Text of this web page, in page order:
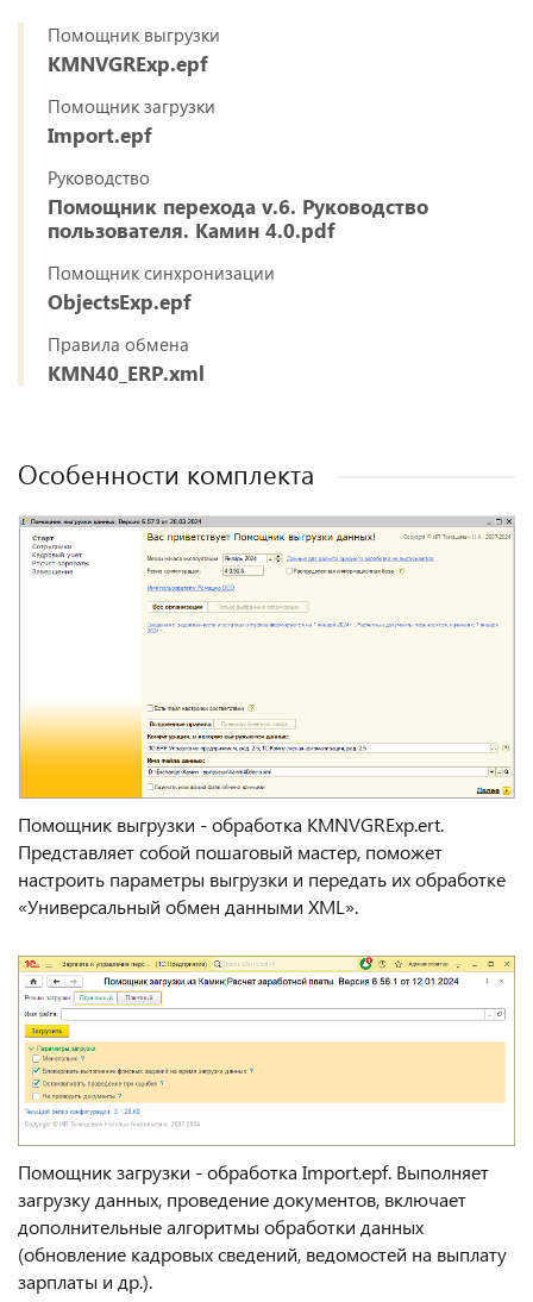
Помощник выгрузки
KMNVGRExp.epf
Помощник загрузки
Import.epf
Руководство
Помощник перехода v.6. Руководство
пользователя. Камин 4.0.pdf
Помощник синхронизации
ObjectsExp.epf
Правила обмена
KMN40_ERP.xml
Особенности комплекта
Помощник выгрузки - обработка KMNVGRExp.ert.
Представляет собой пошаговый мастер, поможет
настроить параметры выгрузки и передать их обработке
«Универсальный обмен данными XML».
Помощник загрузки - обработка Import.epf. Выполняет
загрузку данных, проведение документов, включает
дополнительные алгоритмы обработки данных
(обновление кадровых сведений, ведомостей на выплату
зарплаты и др.).